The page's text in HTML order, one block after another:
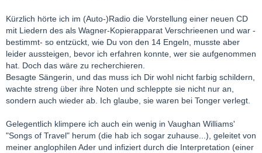
Kürzlich hörte ich im (Auto-)Radio die Vorstellung einer neuen CD
mit Liedern des als Wagner-Kopierapparat Verschrieenen und war -
bestimmt- so entzückt, wie Du von den 14 Engeln, musste aber
leider aussteigen, bevor ich erfahren konnte, wer sie aufgenommen
hat. Doch das wäre zu recherchieren.
Besagte Sängerin, und das muss ich Dir wohl nicht farbig schildern,
wachte streng über ihre Noten und schleppte sie nicht nur an,
sondern auch wieder ab. Ich glaube, sie waren bei Tonger verlegt.
Gelegentlich klimpere ich auch ein wenig in Vaughan Williams'
"Songs of Travel" herum (die hab ich sogar zuhause...), geleitet von
meiner anglophilen Ader und infiziert durch die Interpretation (einer